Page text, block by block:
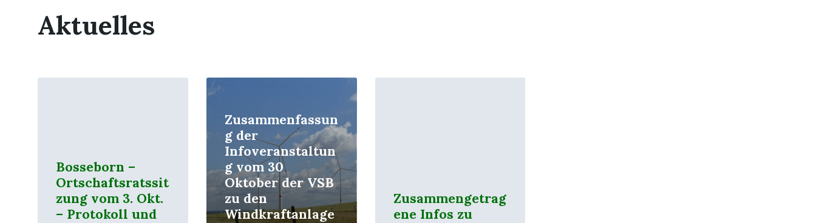
Aktuelles
Bosseborn –
Ortschaftsratssit
zung vom 3. Okt.
– Protokoll und
Read
Zusammenfassun
g der
Infoveranstaltun
g vom 30
Oktober der VSB
zu den
Windkraftanlage
Read
More
Zusammengetrag
ene Infos zu
Read